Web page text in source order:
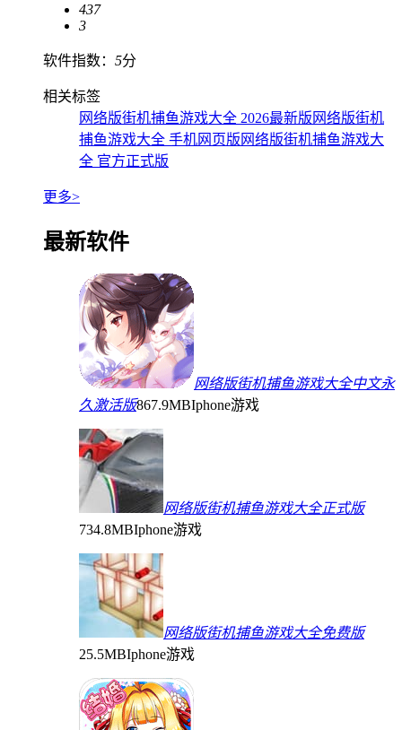
437
3
软件指数： 5分
相关标签
网络版街机捕鱼游戏大全 2026最新版 网络版街机
捕鱼游戏大全 手机网页版 网络版街机捕鱼游戏大
全 官方正式版
更多>
最新软件
网络版街机捕鱼游戏大全中文永
久激活版867.9MBIphone游戏
网络版街机捕鱼游戏大全正式版
734.8MBIphone游戏
网络版街机捕鱼游戏大全免费版
25.5MBIphone游戏